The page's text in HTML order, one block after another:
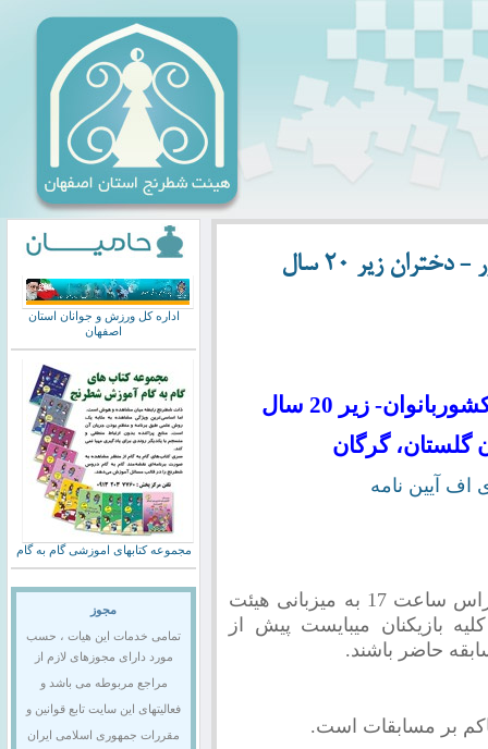
زیر 20 سال
زیر 20 سال
اف آیین نامه
مسابقات از روز جمعه مورخ 22/04/1397 راس ساعت 17 به میزبانی هیئت
بازیکنان می­بایست پیش از
بر مسابقات است.
اداره کل ورزش و جوانان استان
اصفهان
مجموعه کتابهای اموزشی گام به گام
مجوز
تمامی خدمات این هیات ، حسب
مورد دارای مجوزهای لازم از
مراجع مربوطه می باشد و
فعالیتهای این سایت تابع قوانین و
مقررات جمهوری اسلامی ایران